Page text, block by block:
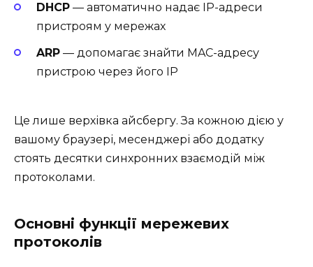
DHCP — автоматично надає IP-адреси
пристроям у мережах
ARP — допомагає знайти MAC-адресу
пристрою через його IP
Це лише верхівка айсбергу. За кожною дією у
вашому браузері, месенджері або додатку
стоять десятки синхронних взаємодій між
протоколами.
Основні функції мережевих
протоколів